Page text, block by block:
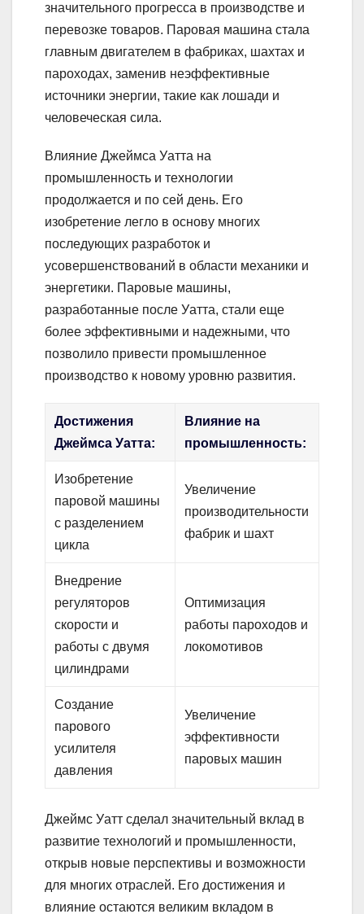
значительного прогресса в производстве и
перевозке товаров. Паровая машина стала
главным двигателем в фабриках, шахтах и
пароходах, заменив неэффективные
источники энергии, такие как лошади и
человеческая сила.
Влияние Джеймса Уатта на
промышленность и технологии
продолжается и по сей день. Его
изобретение легло в основу многих
последующих разработок и
усовершенствований в области механики и
энергетики. Паровые машины,
разработанные после Уатта, стали еще
более эффективными и надежными, что
позволило привести промышленное
производство к новому уровню развития.
Достижения
Джеймса Уатта:
Влияние на
промышленность:
Изобретение
паровой машины
с разделением
цикла
Увеличение
производительности
фабрик и шахт
Внедрение
регуляторов
скорости и
работы с двумя
цилиндрами
Оптимизация
работы пароходов и
локомотивов
Создание
парового
усилителя
давления
Увеличение
эффективности
паровых машин
Джеймс Уатт сделал значительный вклад в
развитие технологий и промышленности,
открыв новые перспективы и возможности
для многих отраслей. Его достижения и
влияние остаются великим вкладом в